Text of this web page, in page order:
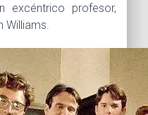
excéntrico profesor,
Williams.